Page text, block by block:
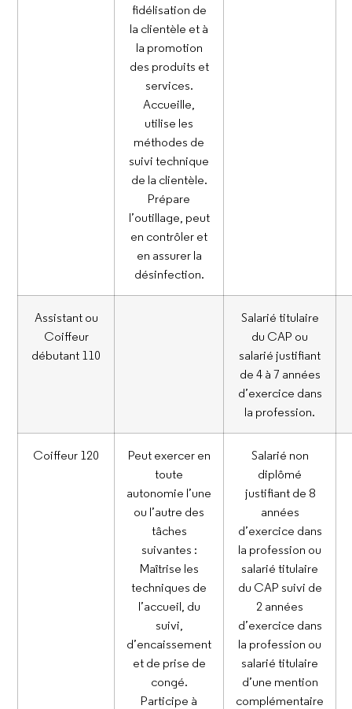
fidélisation de
la clientèle et à
la promotion
des produits et
services.
Accueille,
utilise les
méthodes de
suivi technique
de la clientèle.
Prépare
l’outillage, peut
en contrôler et
en assurer la
désinfection.
Assistant ou
Coiffeur
débutant 110
Salarié titulaire
du CAP ou
salarié justifiant
de 4 à 7 années
d’exercice dans
la profession.
Coiffeur 120
Peut exercer en
toute
autonomie l’une
ou l’autre des
tâches
suivantes :
Maîtrise les
techniques de
l’accueil, du
suivi,
d’encaissement
et de prise de
congé.
Participe à
Salarié non
diplômé
justifiant de 8
années
d’exercice dans
la profession ou
salarié titulaire
du CAP suivi de
2 années
d’exercice dans
la profession ou
salarié titulaire
d’une mention
complémentaire